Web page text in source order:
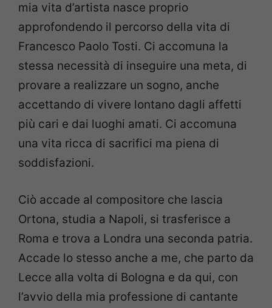
mia vita d’artista nasce proprio
approfondendo il percorso della vita di
Francesco Paolo Tosti. Ci accomuna la
stessa necessità di inseguire una meta, di
provare a realizzare un sogno, anche
accettando di vivere lontano dagli affetti
più cari e dai luoghi amati. Ci accomuna
una vita ricca di sacrifici ma piena di
soddisfazioni.
Ciò accade al compositore che lascia
Ortona, studia a Napoli, si trasferisce a
Roma e trova a Londra una seconda patria.
Accade lo stesso anche a me, che parto da
Lecce alla volta di Bologna e da qui, con
l’avvio della mia professione di cantante